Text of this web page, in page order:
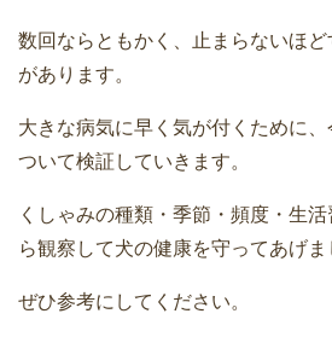
数回ならともかく、止まらないほ
があります。
大きな病気に早く気が付くために
ついて検証していきます。
くしゃみの種類・季節・頻度・生
ら観察して犬の健康を守ってあげま
ぜひ参考にしてください。